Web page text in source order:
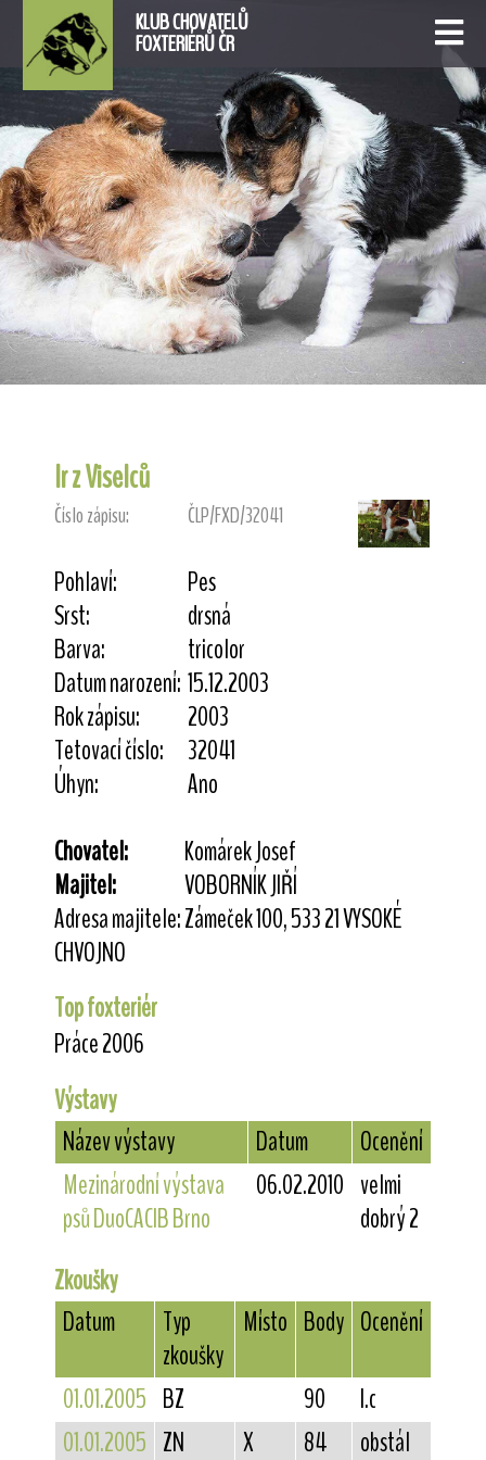
KLUB CHOVATELŮ
FOXTERIÉRŮ ČR
Ir z Viselců
Číslo zápisu: ČLP/FXD/32041
Pohlaví:
Pes
Srst:
drsná
Barva:
tricolor
Datum narození: 15.12.2003
Rok zápisu:
2003
Tetovací číslo:
32041
Úhyn:
Ano
Chovatel:
Komárek Josef
Majitel:
VOBORNÍK JIŘÍ
Adresa majitele:Zámeček 100, 533 21 VYSOKÉ
CHVOJNO
Top foxteriér
Práce 2006
Výstavy
Název výstavy
Datum
Ocenění
Mezinárodní výstava
psů DuoCACIB Brno
06.02.2010 velmi
dobrý 2
Zkoušky
Datum
Typ
zkoušky
Místo Body Ocenění
01.01.2005 BZ 90
I.c
01.01.2005 ZN X 84
obstál